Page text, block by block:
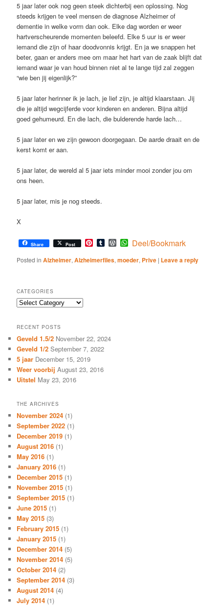
5 jaar later ook nog geen steek dichterbij een oplossing. Nog
steeds krijgen te veel mensen de diagnose Alzheimer of
dementie in welke vorm dan ook. Elke dag worden er weer
hartverscheurende momenten beleefd. Elke 5 uur is er weer
iemand die zijn of haar doodvonnis krijgt. En ja we snappen het
beter, gaan er anders mee om maar het hart van de zaak blijft dat
iemand waar je van houd binnen niet al te lange tijd zal zeggen
“wie ben jij eigenlijk?”
5 jaar later herinner ik je lach, je lief zijn, je altijd klaarstaan. Jij
die je altijd wegcijferde voor kinderen en anderen. Bijna altijd
goed gehumeurd. En die lach, die bulderende harde lach…
5 jaar later en we zijn gewoon doorgegaan. De aarde draait en de
kerst komt er aan.
5 jaar later, de wereld al 5 jaar iets minder mooi zonder jou om
ons heen.
5 jaar later, mis je nog steeds.
X
Share Post Pinterest
TumblrWordPress
WhatsApp
Deel/Bookmark
Posted in Alzheimer,Alzheimerfiles,moeder, Prive | Leave a reply
CATEGORIES
Categories
RECENT POSTS
Geveld 1.5/2 November 22, 2024
Geveld 1/2 September 7, 2022
5 jaar December 15, 2019
Weer voorbij August 23, 2016
Uitstel May 23, 2016
THE ARCHIVES
November 2024 (1)
September 2022 (1)
December 2019 (1)
August 2016 (1)
May 2016 (1)
January 2016 (1)
December 2015 (1)
November 2015 (1)
September 2015 (1)
June 2015 (1)
May 2015 (3)
February 2015 (1)
January 2015 (1)
December 2014 (5)
November 2014 (5)
October 2014 (2)
September 2014 (3)
August 2014 (4)
July 2014 (1)